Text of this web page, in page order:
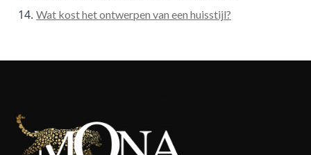
Wat kost het ontwerpen van een huisstijl?